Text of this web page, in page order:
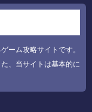
ーム攻略サイトです。
、当サイトは基本的に